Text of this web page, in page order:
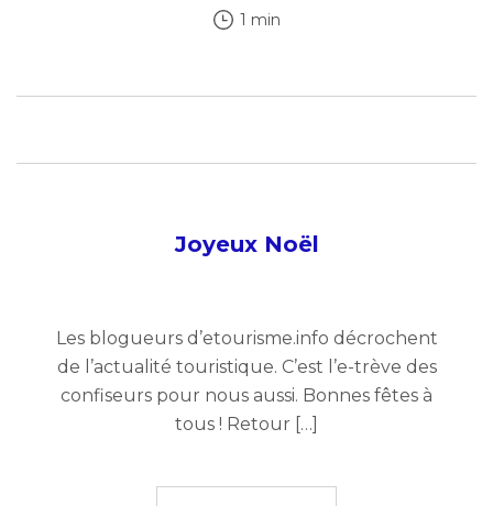
1 min
Joyeux Noël
Les blogueurs d’etourisme.info décrochent
de l’actualité touristique. C’est l’e-trève des
confiseurs pour nous aussi. Bonnes fêtes à
tous ! Retour […]